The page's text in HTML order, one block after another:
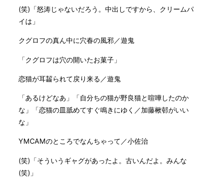
(笑)「怒涛じゃないだろう。中出しですから、クリームパ
イは」
クグロフの真ん中に穴春の風邪／遊鬼
「クグロフは穴の開いたお菓子」
恋猫が耳齧られて戻り来る／遊鬼
「あるけどなあ」「自分ちの猫が野良猫と喧嘩したのか
な」「恋猫の皿舐めてすぐ鳴きにゆく／加藤楸邨がいい
な」
YMCAMのところでなんちゃって／小佐治
(笑)「そういうギャグがあったよ。古いんだよ。みんな
(笑)」